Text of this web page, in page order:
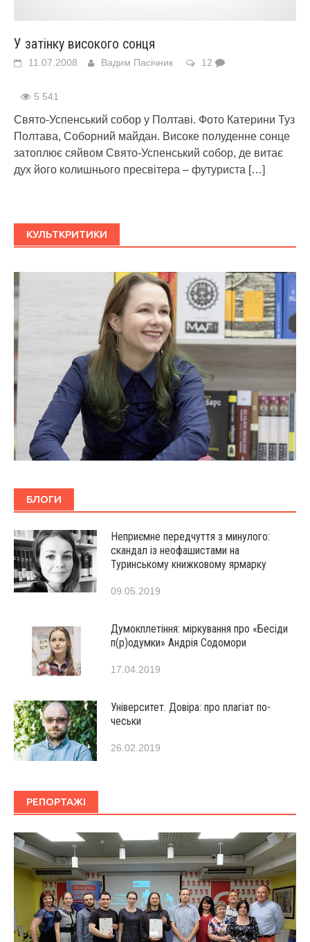
У затінку високого сонця
11.07.2008 Вадим Пасічник 12
5 541
Свято-Успенський собор у Полтаві. Фото Катерини Туз
Полтава, Соборний майдан. Високе полуденне сонце
затоплює сяйвом Свято-Успенський собор, де витає
дух його колишнього пресвітера – футуриста […]
КУЛЬТКРИТИКИ
БЛОГИ
Неприємне передчуття з минулого:
скандал із неофашистами на
Туринському книжковому ярмарку
09.05.2019
Думокплетіння: міркування про «Бесіди
п(р)одумки» Андрія Содомори
17.04.2019
Університет. Довіра: про плагіат по-
чеськи
26.02.2019
РЕПОРТАЖІ